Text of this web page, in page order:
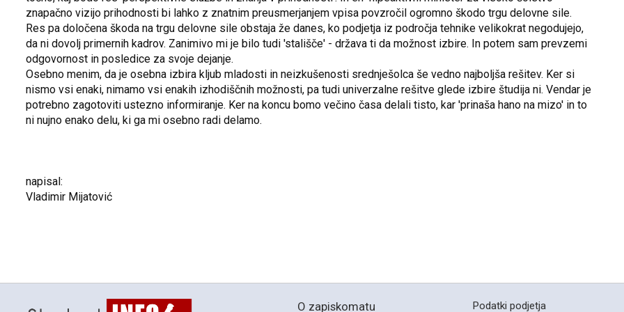
znapačno vizijo prihodnosti bi lahko z znatnim preusmerjanjem vpisa povzročil ogromno škodo trgu delovne sile.
Res pa določena škoda na trgu delovne sile obstaja že danes, ko podjetja iz področja tehnike velikokrat negodujejo,
da ni dovolj primernih kadrov. Zanimivo mi je bilo tudi 'stališče' - država ti da možnost izbire. In potem sam prevzemi
odgovornost in posledice za svoje dejanje.
Osebno menim, da je osebna izbira kljub mladosti in neizkušenosti srednješolca še vedno najboljša rešitev. Ker si
nismo vsi enaki, nimamo vsi enakih izhodiščnih možnosti, pa tudi univerzalne rešitve glede izbire študija ni. Vendar je
potrebno zagotoviti ustezno informiranje. Ker na koncu bomo večino časa delali tisto, kar 'prinaša hano na mizo' in to
ni nujno enako delu, ki ga mi osebno radi delamo.
napisal:
Vladimir Mijatović
O zapiskomatu Podatki podjetja